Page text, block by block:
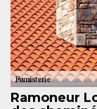
Ramoneur